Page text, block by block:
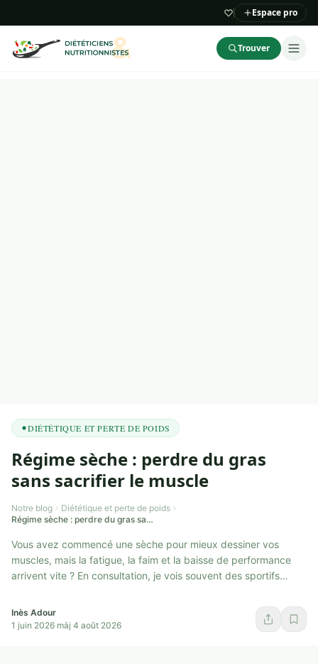
Espace pro
Trouver
DIÉTÉTIQUE ET PERTE DE POIDS
Régime sèche : perdre du gras
sans sacrifier le muscle
Notre blog
Diététique et perte de poids
Régime sèche : perdre du gras sans sacrifier le muscle
Vous avez commencé une sèche pour mieux dessiner vos
muscles, mais la fatigue, la faim et la baisse de performance
arrivent vite ? En consultation, je vois souvent des sportifs
Inès Adour
1 juin 2026·màj 4 août 2026